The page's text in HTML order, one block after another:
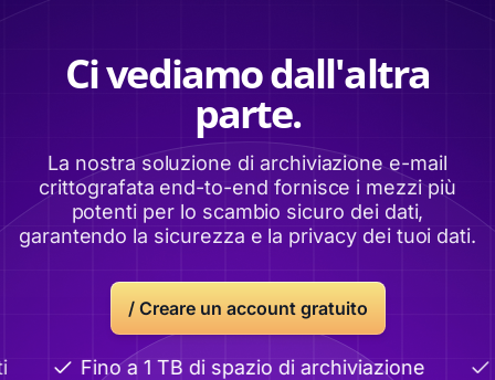
Ci vediamo dall'altra
parte.
La nostra soluzione di archiviazione e-mail
crittografata end-to-end fornisce i mezzi più
potenti per lo scambio sicuro dei dati,
garantendo la sicurezza e la privacy dei tuoi dati.
/ Creare un account gratuito
Fino a 1 TB di spazio di archiviazione